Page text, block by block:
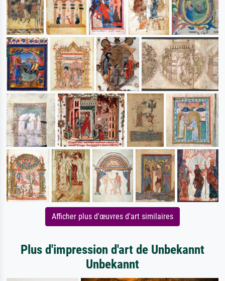
Afficher plus d'œuvres d'art similaires
Plus d'impression d'art de Unbekannt
Unbekannt